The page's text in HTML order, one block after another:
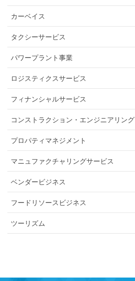
カーベイス
タクシーサービス
パワープラント事業
ロジスティクスサービス
フィナンシャルサービス
コンストラクション・エンジニアリング
プロパティマネジメント
マニュファクチャリングサービス
ベンダービジネス
フードリソースビジネス
ツーリズム